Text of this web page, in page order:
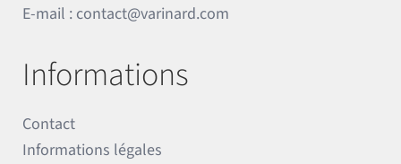
E-mail : contact@varinard.com
Informations
Contact
Informations légales